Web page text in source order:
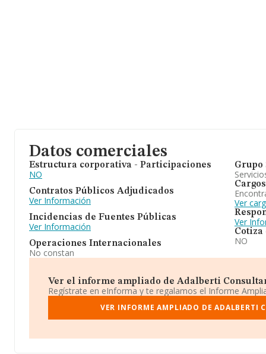
Datos comerciales
Estructura corporativa - Participaciones
NO
Contratos Públicos Adjudicados
Ver Información
Incidencias de Fuentes Públicas
Ver Información
Operaciones Internacionales
No constan
Grupo
Cargos
Ver
Ver
Cotiza
NO
Ver el informe ampliado de Adalberti
Regístrate en eInforma y te regalamos el Informe
VER INFORME AMPLIADO DE ADALBERTI